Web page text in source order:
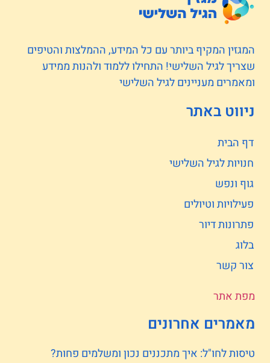
המגזין המקיף ביותר עם כל המידע, ההמלצות והטיפים
שצריך לגיל השלישי! התחילו ללמוד ולהנות ממידע
ומאמרים מעניינים לגיל השלישי
ניווט באתר
דף הבית
חנויות לגיל השלישי
גוף ונפש
פעילויות וטיולים
פתרונות דיור
בלוג
צור קשר
מפת אתר
מאמרים אחרונים
טיסות לחו"ל: איך מתכננים נכון ומשלמים פחות?